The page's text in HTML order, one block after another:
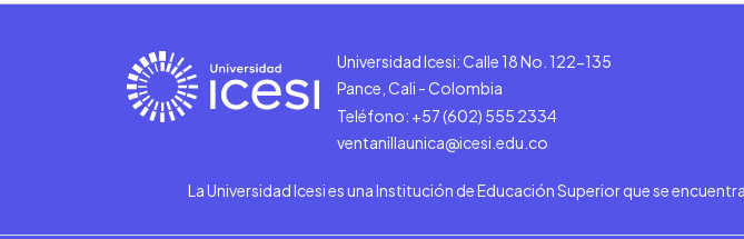
Universidad Icesi: Calle 18 No. 122-135
Pance, Cali - Colombia
Teléfono: +57 (602) 555 2334
ventanillaunica@icesi.edu.co
La Universidad Icesi es una Institución de Educación Superior que se